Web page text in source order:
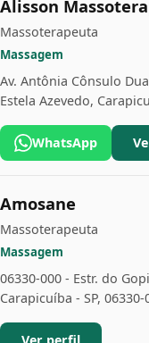
Alisson
Massoterapeuta
Massagem
Av. Antônia Cônsulo
Estela Azevedo,
WhatsApp
Amosane
Massoterapeuta
Massagem
06330-000 - Estr. do
Carapicuíba - SP, 06330-